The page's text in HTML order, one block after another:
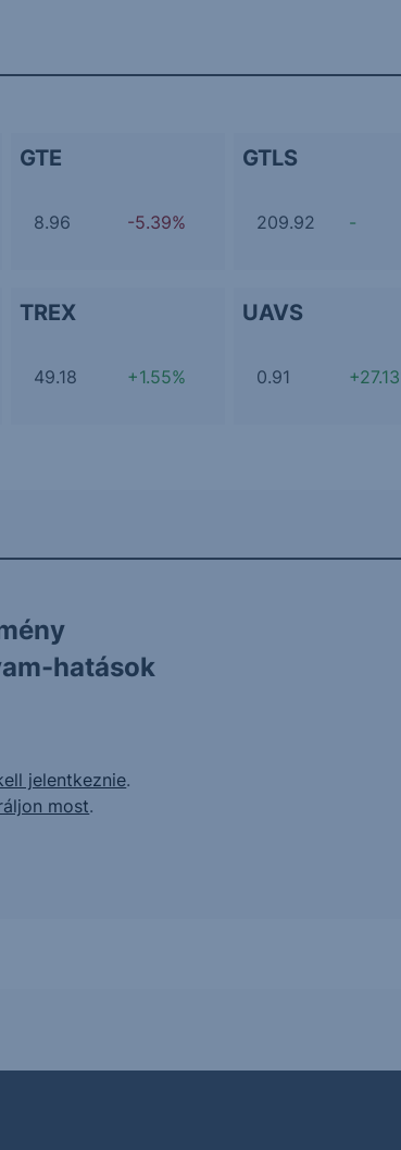
GTE
8.96 -5.39%
GTLS
209.92 -
TREX
49.18 +1.55%
UAVS
0.91
hatások
jelentkeznie.
most.